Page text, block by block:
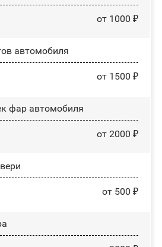
от 1000 ₽
автомобиля
от 1500 ₽
фар автомобиля
от 2000 ₽
от 500 ₽